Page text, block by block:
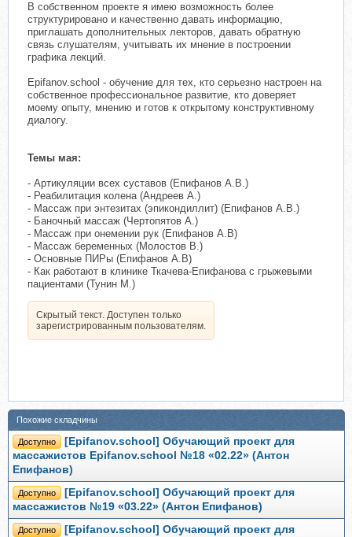
В собственном проекте я имею возможность более
структурировано и качественно давать информацию,
приглашать дополнительных лекторов, давать обратную
связь слушателям, учитывать их мнение в построении
графика лекций.
Epifanov.school - обучение для тех, кто серьезно настроен на
собственное профессиональное развитие, кто доверяет
моему опыту, мнению и готов к открытому конструктивному
диалогу.
Темы мая:
- Артикуляции всех суставов (Епифанов А.В.)
- Реабилитация колена (Андреев А.)⁣⁣
- Массаж при энтезитах (эпикондиллит) (Епифанов А.В.)
- Баночный массаж (Чертопятов А.)
- Массаж при онемении рук (Епифанов А.В)
- Массаж беременных (Молостов В.)
- Основные ПИРы (Епифанов А.В)
- Как работают в клинике Ткачева-Епифанова с грыжевыми
пациентами (Тунин М.)
Скрытый текст. Доступен только
зарегистрированным пользователям.
Похожие складчины
Доступно
[Epifanov.school] Обучающий проект для
массажистов Epifanov.school №18 «02.22» (Антон
Епифанов)
Доступно
[Epifanov.school] Обучающий проект для
массажистов №19 «03.22» (Антон Епифанов)
Доступно
[Epifanov.school] Обучающий проект для